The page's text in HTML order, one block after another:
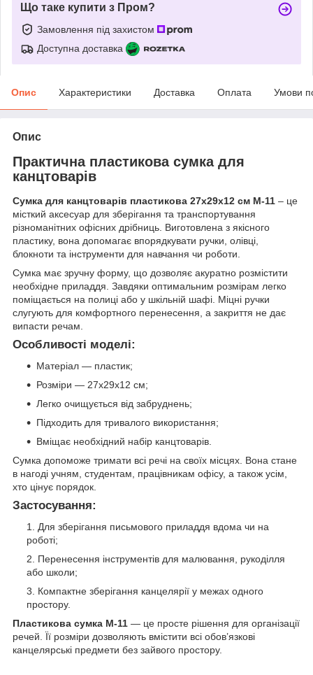
Що таке купити з Пром?
Замовлення під захистом
Доступна доставка
Опис Характеристики Доставка Оплата Умови
Опис
Практична пластикова сумка для
канцтоварів
Сумка для канцтоварів пластикова 27x29x12 см M-11 – це
місткий аксесуар для зберігання та транспортування
різноманітних офісних дрібниць. Виготовлена з якісного
пластику, вона допомагає впорядкувати ручки, олівці,
блокноти та інструменти для навчання чи роботи.
Сумка має зручну форму, що дозволяє акуратно розмістити
необхідне приладдя. Завдяки оптимальним розмірам легко
поміщається на полиці або у шкільній шафі. Міцні ручки
слугують для комфортного перенесення, а закриття не дає
випасти речам.
Особливості моделі:
Матеріал — пластик;
Розміри — 27x29x12 см;
Легко очищується від забруднень;
Підходить для тривалого використання;
Вміщає необхідний набір канцтоварів.
Сумка допоможе тримати всі речі на своїх місцях. Вона стане
в нагоді учням, студентам, працівникам офісу, а також усім,
хто цінує порядок.
Застосування:
Для зберігання письмового приладдя вдома чи на
роботі;
Перенесення інструментів для малювання, рукоділля
або школи;
Компактне зберігання канцелярії у межах одного
простору.
Пластикова сумка M-11 — це просте рішення для організації
речей. Її розміри дозволяють вмістити всі обов’язкові
канцелярські предмети без зайвого простору.